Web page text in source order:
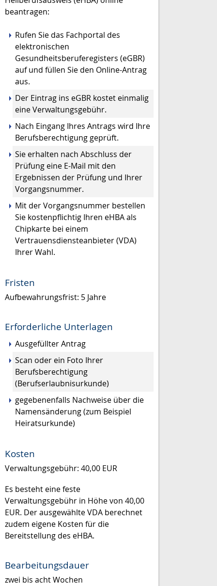
beantragen:
Rufen Sie das Fachportal des
elektronischen
Gesundheitsberuferegisters (eGBR)
auf und füllen Sie den Online-Antrag
aus.
Der Eintrag ins eGBR kostet einmalig
eine Verwaltungsgebühr.
Nach Eingang Ihres Antrags wird Ihre
Berufsberechtigung geprüft.
Sie erhalten nach Abschluss der
Prüfung eine E-Mail mit den
Ergebnissen der Prüfung und Ihrer
Vorgangsnummer.
Mit der Vorgangsnummer bestellen
Sie kostenpflichtig Ihren eHBA als
Chipkarte bei einem
Vertrauensdiensteanbieter (VDA)
Ihrer Wahl.
Fristen
Aufbewahrungsfrist: 5 Jahre
Erforderliche Unterlagen
Ausgefüllter Antrag
Scan oder ein Foto Ihrer
Berufsberechtigung
(Berufserlaubnisurkunde)
gegebenenfalls Nachweise über die
Namensänderung (zum Beispiel
Heiratsurkunde)
Kosten
Verwaltungsgebühr: 40,00 EUR
Es besteht eine feste
Verwaltungsgebühr in Höhe von 40,00
EUR. Der ausgewählte VDA berechnet
zudem eigene Kosten für die
Bereitstellung des eHBA.
Bearbeitungsdauer
zwei bis acht Wochen